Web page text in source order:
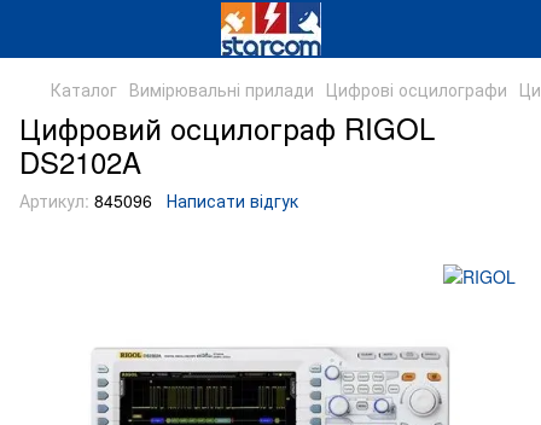
Каталог Вимірювальні прилади Цифрові осцилографи
Цифровий осцилограф RIGOL
DS2102A
Артикул: 845096 Написати відгук